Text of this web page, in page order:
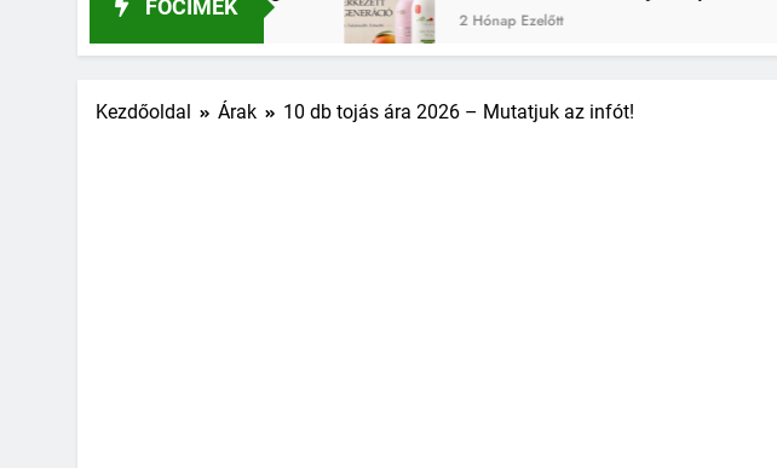
FŐCÍMEK
2 Hónap Ezelőtt
Kezdőoldal Árak 10 db tojás ára 2026 – Mutatjuk az infót!